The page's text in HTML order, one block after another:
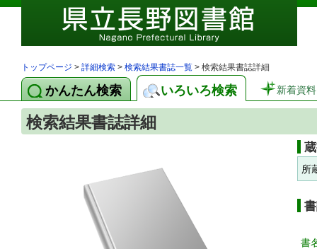
トップページ > 詳細検索 > 検索結果書誌一覧 > 検索結果書誌詳細
かんたん検索 いろいろ検索 新着資料
検索結果書誌詳細
所
書